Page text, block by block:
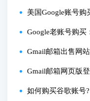
美国Google账号购
荐！
Google老账号购买
Gmail邮箱出售网
Gmail邮箱网页版
如何购买谷歌账号